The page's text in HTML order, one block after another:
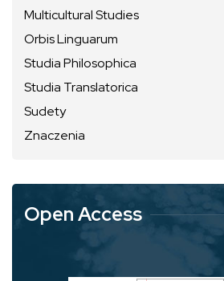
Multicultural Studies
Orbis Linguarum
Studia Philosophica
Studia Translatorica
Sudety
Znaczenia
Open Access